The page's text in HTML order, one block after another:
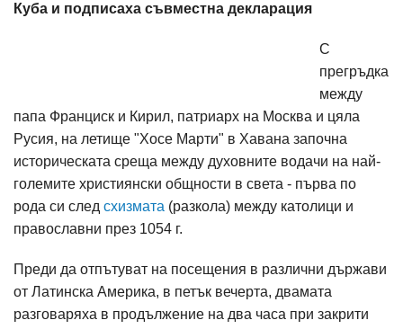
Куба и подписаха съвместна декларация
С
прегръдка
между
папа Франциск и Кирил, патриарх на Москва и цяла
Русия, на летище "Хосе Марти" в Хавана започна
историческата среща между духовните водачи на най-
големите християнски общности в света - първа по
рода си след схизмата (разкола) между католици и
православни през 1054 г.
Преди да отпътуват на посещения в различни държави
от Латинска Америка, в петък вечерта, двамата
разговаряха в продължение на два часа при закрити